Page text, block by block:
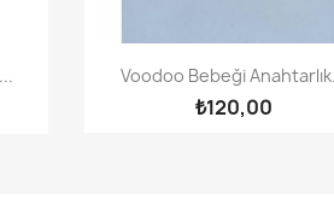
Hızlı Görünüm
Voodoo Bebeği
₺120,00